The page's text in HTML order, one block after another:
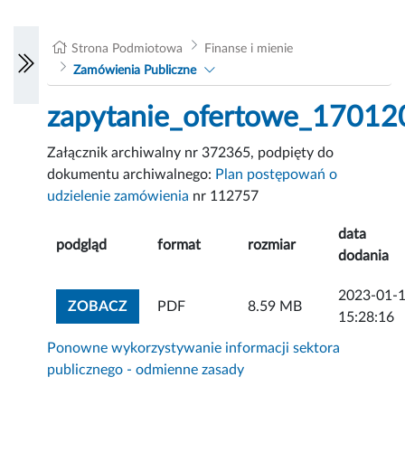
Strona Podmiotowa
Finanse i mienie
Zamówienia Publiczne
Załącznik archiwalny nr 372365, podpięty do
dokumentu archiwalnego: Plan postępowań o
udzielenie zamówienia nr 112757
podgląd format rozmiar
data
dodania
ZOBACZZOBACZ ZAŁĄCZNIK
PDF 8.59 MB
2023-01-
15:28:16
Ponowne wykorzystywanie informacji sektora
publicznego - odmienne zasady